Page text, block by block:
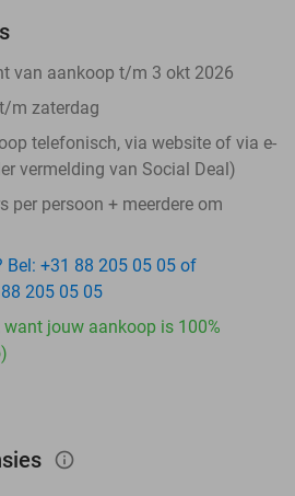
van aankoop t/m 3 okt 2026
m zaterdag
telefonisch, via website of via e-
vermelding van Social Deal)
per persoon + meerdere om
Bel: +31 88 205 05 05 of
205 05 05
want jouw aankoop is 100%
info_outlined